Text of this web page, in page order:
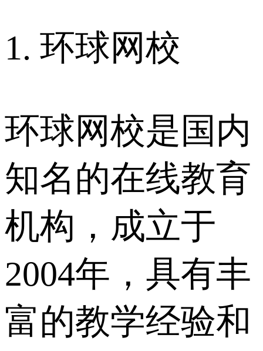
1. 环球网校
环球网校是国内
知名的在线教育
机构，成立于
2004年，具有丰
富的教学经验和